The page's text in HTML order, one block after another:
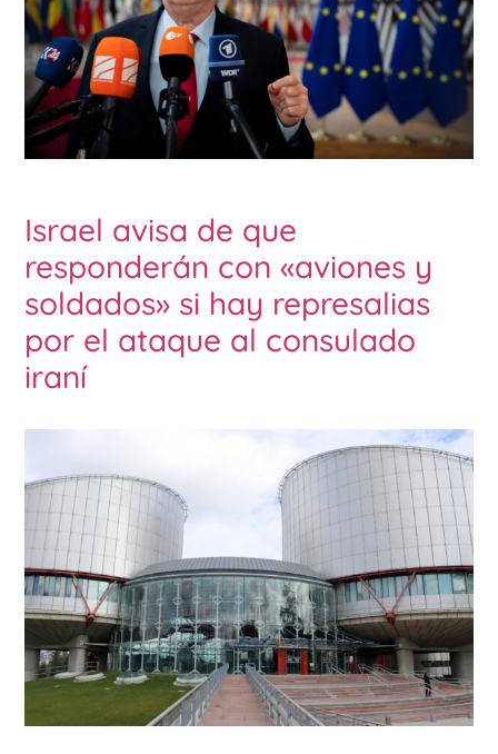
Israel avisa de que
responderán con «aviones y
soldados» si hay represalias
por el ataque al consulado
iraní